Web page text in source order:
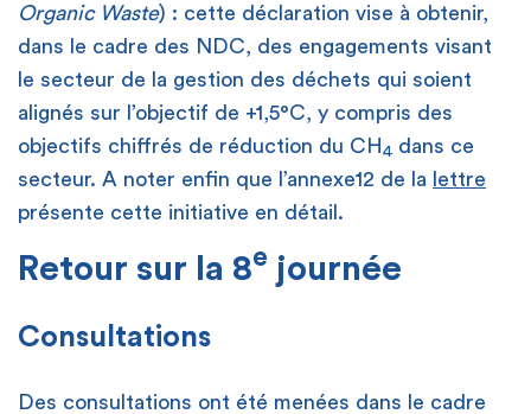
Organic Waste) : cette déclaration vise à obtenir,
dans le cadre des NDC, des engagements visant
le secteur de la gestion des déchets qui soient
alignés sur l’objectif de +1,5°C, y compris des
objectifs chiffrés de réduction du CH 4 dans ce
secteur. A noter enfin que l’annexe12 de la
lettre
présente cette initiative en détail.
Retour sur la 8e journée
Consultations
Des consultations ont été menées dans le cadre